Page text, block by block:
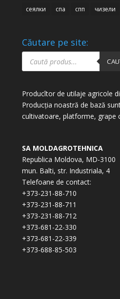
сеялки
спа спп чизели
Căutare pe site:
Products
search
Producîtor de utilaje agricole
Producția noastră de bază
cultivatoare, platforme, grape
SA MOLDAGROTEHNICA
Republica Moldova, MD-3100
mun. Balti, str. Industriala, 4
Telefoane de contact:
+373-231-88-710
+373-231-88-711
+373-231-88-712
+373-681-22-330
+373-681-22-339
+373-688-85-503